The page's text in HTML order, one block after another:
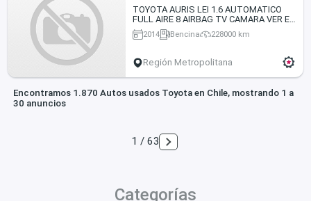
TOYOTA AURIS LEI 1.6 AUTOMATICO
FULL AIRE 8 AIRBAG TV CAMARA VER EN
LAS CONDEs 2014
2014 Bencina 228000 km
Región Metropolitana
Encontramos 1.870 Autos usados Toyota en Chile, mostrando 1 a
30 anuncios
1 / 63
Categorías